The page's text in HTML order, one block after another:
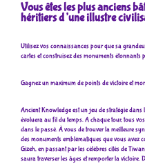
Vous êtes les plus anciens
héritiers d’une illustre
Utilisez vos connaissances pour que sa
cartes et construisez des monuments
Gagnez un maximum de points de victoire et
Ancient Knowledge est un jeu de stratégie
évoluera au fil du temps. A chaque tour, tous
dans le passé. À vous de trouver la meilleure
des monuments emblématiques que vous avez
Gizeh, en passant par les célèbres cités de
saura traverser les âges et remporter la victoire.